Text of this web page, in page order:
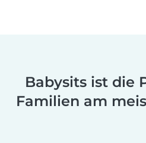
Babysits ist die
Familien am